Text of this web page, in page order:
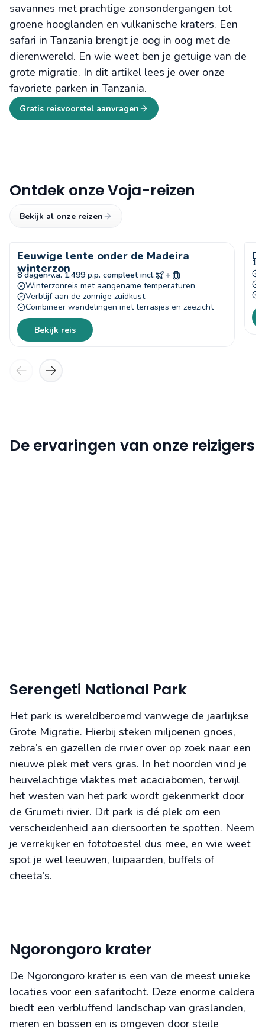
savannes met prachtige zonsondergangen tot
groene hooglanden en vulkanische kraters. Een
safari in Tanzania brengt je oog in oog met de
dierenwereld. En wie weet ben je getuige van de
grote migratie. In dit artikel lees je over onze
favoriete parken in Tanzania.
Gratis reisvoorstel aanvragen
Ontdek onze Voja-reizen
Bekijk al onze reizen
Eeuwige lente onder de Madeira
winterzon
8 dagen v.a. 1.499 p.p. compleet incl.
Winterzonreis met aangename temperaturen
Verblijf aan de zonnige zuidkust
Combineer wandelingen met terrasjes en zeezicht
Bekijk reis
14
De ervaringen van onze reizigers
Serengeti National Park
Het park is wereldberoemd vanwege de jaarlijkse
Grote Migratie. Hierbij steken miljoenen gnoes,
zebra’s en gazellen de rivier over op zoek naar een
nieuwe plek met vers gras. In het noorden vind je
heuvelachtige vlaktes met acaciabomen, terwijl
het westen van het park wordt gekenmerkt door
de Grumeti rivier. Dit park is dé plek om een
verscheidenheid aan diersoorten te spotten. Neem
je verrekijker en fototoestel dus mee, en wie weet
spot je wel leeuwen, luipaarden, buffels of
cheeta’s.
Ngorongoro krater
De Ngorongoro krater is een van de meest unieke
locaties voor een safaritocht. Deze enorme caldera
biedt een verbluffend landschap van graslanden,
meren en bossen en is omgeven door steile